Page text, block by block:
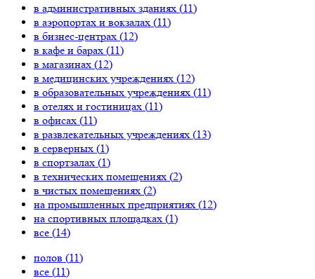
в административных зданиях (11)
в аэропортах и вокзалах (11)
в бизнес-центрах (12)
в кафе и барах (11)
в магазинах (12)
в медицинских учреждениях (12)
в образовательных учреждениях (11)
в отелях и гостиницах (11)
в офисах (11)
в развлекательных учреждениях (13)
в серверных (1)
в спортзалах (1)
в технических помещениях (2)
в чистых помещениях (2)
на промышленных предприятиях (12)
на спортивных площадках (1)
все (14)
полов (11)
все (11)